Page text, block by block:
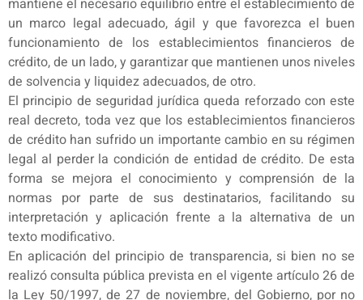
mantiene el necesario equilibrio entre el establecimiento de
un marco legal adecuado, ágil y que favorezca el buen
funcionamiento de los establecimientos financieros de
crédito, de un lado, y garantizar que mantienen unos niveles
de solvencia y liquidez adecuados, de otro.
El principio de seguridad jurídica queda reforzado con este
real decreto, toda vez que los establecimientos financieros
de crédito han sufrido un importante cambio en su régimen
legal al perder la condición de entidad de crédito. De esta
forma se mejora el conocimiento y comprensión de la
normas por parte de sus destinatarios, facilitando su
interpretación y aplicación frente a la alternativa de un
texto modificativo.
En aplicación del principio de transparencia, si bien no se
realizó consulta pública prevista en el vigente artículo 26 de
la Ley 50/1997, de 27 de noviembre, del Gobierno, por no